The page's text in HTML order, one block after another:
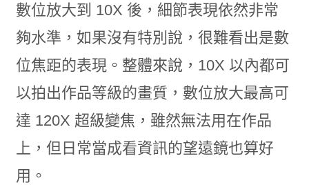
數位放大到 10X 後，細節表現依然非常
夠水準，如果沒有特別說，很難看出是數
位焦距的表現。整體來說，10X 以內都可
以拍出作品等級的畫質，數位放大最高可
達 120X 超級變焦，雖然無法用在作品
上，但日常當成看資訊的望遠鏡也算好
用。